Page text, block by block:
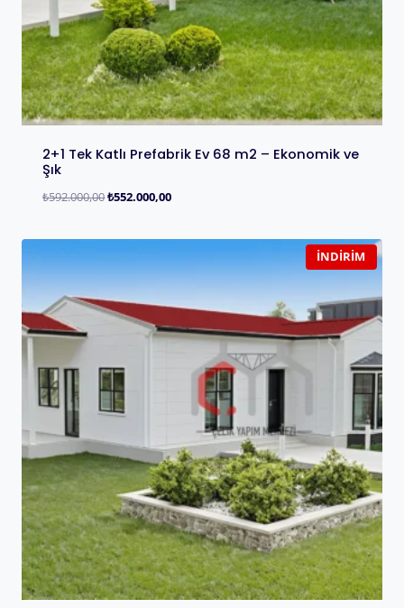
2+1 Tek Katlı Prefabrik Ev 68 m2 – Ekonomik ve
Şık
₺592.000,00₺552.000,00
İNDIRIM